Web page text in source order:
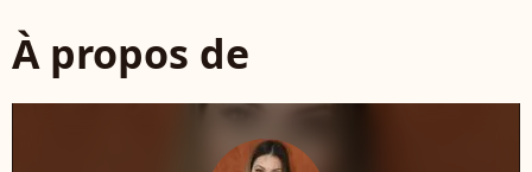
À propos de